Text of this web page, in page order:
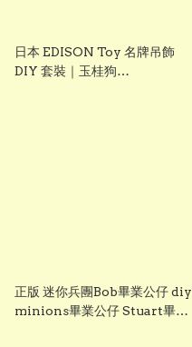
日本 EDISON Toy 名牌吊飾
DIY 套裝｜玉桂狗
正版 迷你兵團Bob畢業公仔 diy
minions畢業公仔 Stuart畢業